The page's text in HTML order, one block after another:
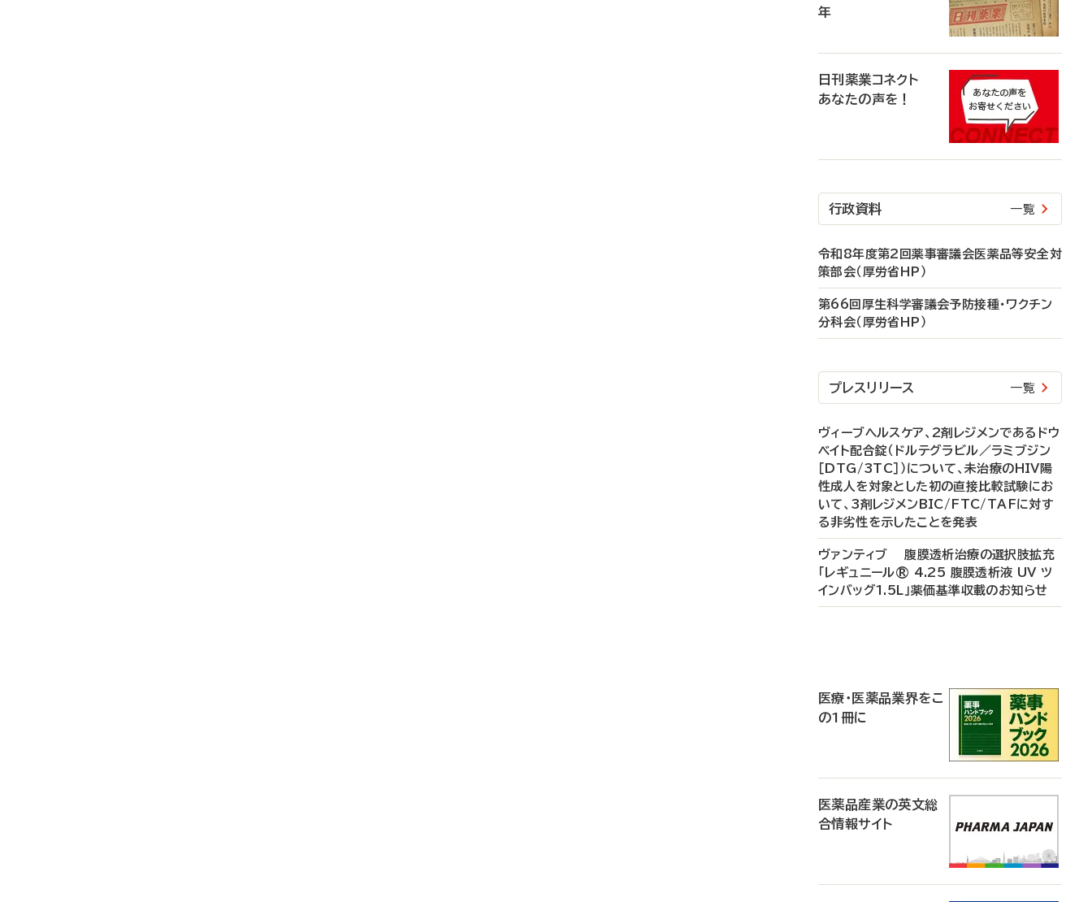
年
日刊薬業コネクト
あなたの声を！
行政資料 一覧
令和8年度第2回薬事審議会医薬品等安全対
策部会（厚労省HP）
第66回厚生科学審議会予防接種・ワクチン
分科会（厚労省HP）
プレスリリース 一覧
ヴィーブヘルスケア、2剤レジメンであるドウ
ベイト配合錠（ドルテグラビル／ラミブジン
［DTG/3TC］）について、未治療のHIV陽
性成人を対象とした初の直接比較試験にお
いて、3剤レジメンBIC/FTC/TAFに対す
る非劣性を示したことを発表
ヴァンティブ 腹膜透析治療の選択肢拡充
「レギュニール® 4.25 腹膜透析液 UV ツ
インバッグ1.5L」薬価基準収載のお知らせ
医療・医薬品業界をこ
の1冊に
医薬品産業の英文総
合情報サイト